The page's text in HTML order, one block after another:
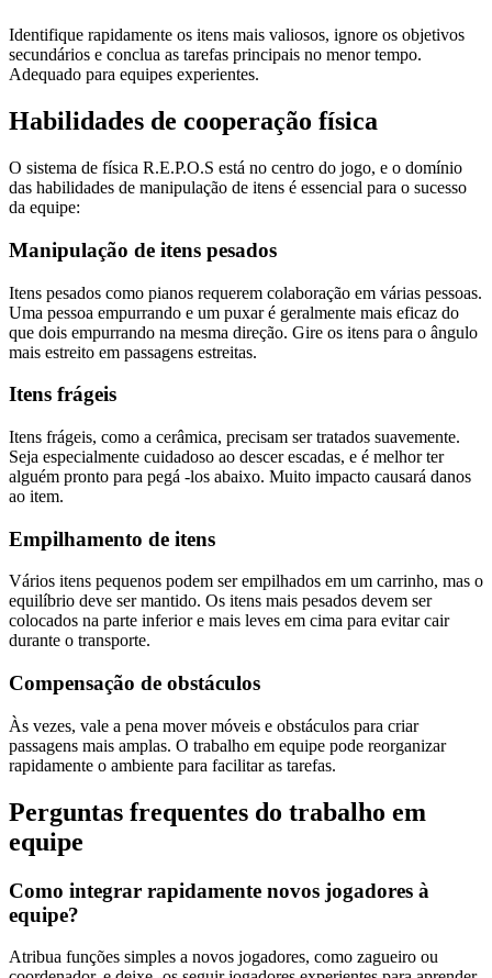
Identifique rapidamente os itens mais valiosos, ignore os objetivos
secundários e conclua as tarefas principais no menor tempo.
Adequado para equipes experientes.
Habilidades de cooperação física
O sistema de física R.E.P.O.S está no centro do jogo, e o domínio
das habilidades de manipulação de itens é essencial para o sucesso
da equipe:
Manipulação de itens pesados
Itens pesados ​​como pianos requerem colaboração em várias pessoas.
Uma pessoa empurrando e um puxar é geralmente mais eficaz do
que dois empurrando na mesma direção. Gire os itens para o ângulo
mais estreito em passagens estreitas.
Itens frágeis
Itens frágeis, como a cerâmica, precisam ser tratados suavemente.
Seja especialmente cuidadoso ao descer escadas, e é melhor ter
alguém pronto para pegá -los abaixo. Muito impacto causará danos
ao item.
Empilhamento de itens
Vários itens pequenos podem ser empilhados em um carrinho, mas o
equilíbrio deve ser mantido. Os itens mais pesados ​​devem ser
colocados na parte inferior e mais leves em cima para evitar cair
durante o transporte.
Compensação de obstáculos
Às vezes, vale a pena mover móveis e obstáculos para criar
passagens mais amplas. O trabalho em equipe pode reorganizar
rapidamente o ambiente para facilitar as tarefas.
Perguntas frequentes do trabalho em
equipe
Como integrar rapidamente novos jogadores à
equipe?
Atribua funções simples a novos jogadores, como zagueiro ou